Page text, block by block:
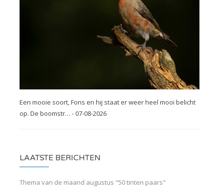
Een mooie soort, Fons en hij staat er weer heel mooi belicht
op. De boomstr… - 07-08-2026
LAATSTE BERICHTEN
Thema van de maand augustus "50 tinten paars"